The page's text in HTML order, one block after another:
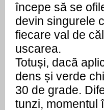
începe să se
devin singurele
fiecare val de
uscarea.
Totuși, dacă
dens și verde
30 de grade.
tunzi, momentul